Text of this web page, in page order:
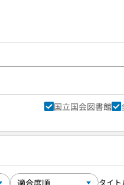
国立国会図書館
タイト